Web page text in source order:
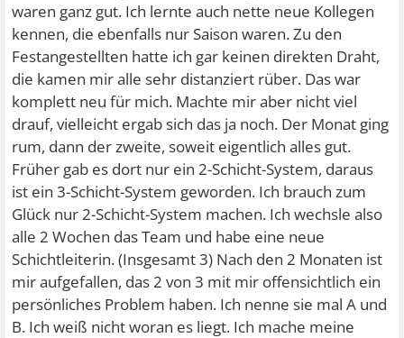
waren ganz gut. Ich lernte auch nette neue Kollegen
kennen, die ebenfalls nur Saison waren. Zu den
Festangestellten hatte ich gar keinen direkten Draht,
die kamen mir alle sehr distanziert rüber. Das war
komplett neu für mich. Machte mir aber nicht viel
drauf, vielleicht ergab sich das ja noch. Der Monat ging
rum, dann der zweite, soweit eigentlich alles gut.
Früher gab es dort nur ein 2-Schicht-System, daraus
ist ein 3-Schicht-System geworden. Ich brauch zum
Glück nur 2-Schicht-System machen. Ich wechsle also
alle 2 Wochen das Team und habe eine neue
Schichtleiterin. (Insgesamt 3) Nach den 2 Monaten ist
mir aufgefallen, das 2 von 3 mit mir offensichtlich ein
persönliches Problem haben. Ich nenne sie mal A und
B. Ich weiß nicht woran es liegt. Ich mache meine